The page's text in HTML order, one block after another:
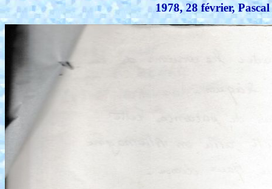
1978, 28 février,